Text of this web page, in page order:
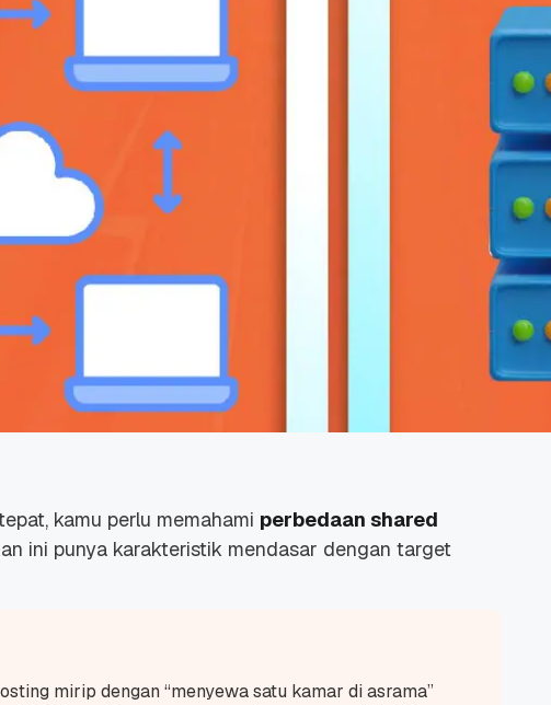
kamu perlu memahami perbedaan shared
ini punya karakteristik mendasar dengan target
mirip dengan “menyewa satu kamar di asrama”